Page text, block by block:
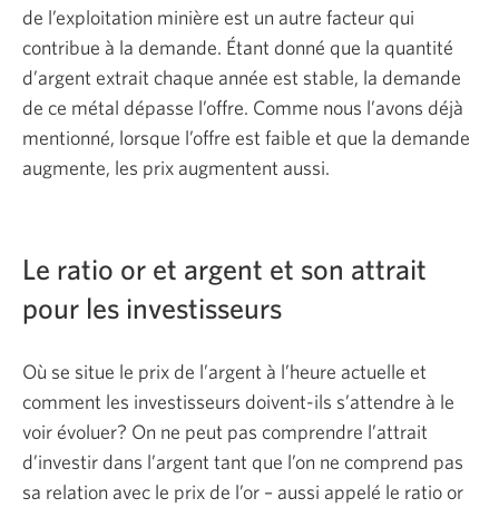
de l’exploitation minière est un autre facteur qui
contribue à la demande. Étant donné que la quantité
d’argent extrait chaque année est stable, la demande
de ce métal dépasse l’offre. Comme nous l’avons déjà
mentionné, lorsque l’offre est faible et que la demande
augmente, les prix augmentent aussi.
Le ratio or et argent et son attrait
pour les investisseurs
Où se situe le prix de l’argent à l’heure actuelle et
comment les investisseurs doivent-ils s’attendre à le
voir évoluer? On ne peut pas comprendre l’attrait
d’investir dans l’argent tant que l’on ne comprend pas
sa relation avec le prix de l’or – aussi appelé le ratio or